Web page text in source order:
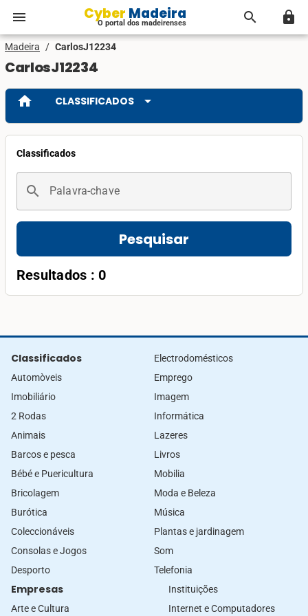
menu Cyber Madeira
O portal dos madeirenses search lock
Madeira / CarlosJ12234
CarlosJ12234
home CLASSIFICADOS arrow_drop_down
Classificados
search Palavra-chave
Pesquisar
Resultados : 0
Classificados
Automòveis
Imobiliário
2 Rodas
Animais
Barcos e pesca
Bébé e Puericultura
Bricolagem
Burótica
Coleccionáveis
Consolas e Jogos
Desporto
Electrodomésticos
Emprego
Imagem
Informática
Lazeres
Livros
Mobilia
Moda e Beleza
Música
Plantas e jardinagem
Som
Telefonia
Empresas
Arte e Cultura
Instituições
Internet e Computadores